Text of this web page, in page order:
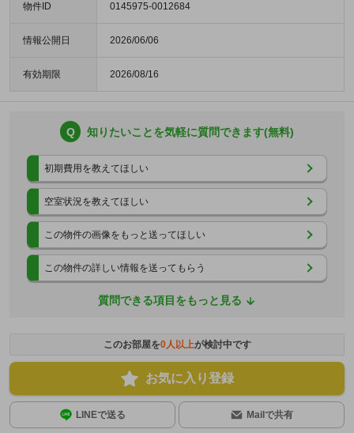
物件ID 0145975-0012684
情報公開日 2026/06/06
有効期限 2026/08/16
Q 知りたいことを気軽に質問できます(無料)
初期費用を教えてほしい
空室状況を教えてほしい
この物件の画像をもっと送ってほしい
この物件の詳しい情報を送ってもらう
質問できる項目をもっと見る
このお部屋を0人以上が検討中です
お気に入り登録
LINEで送る Mailで共有